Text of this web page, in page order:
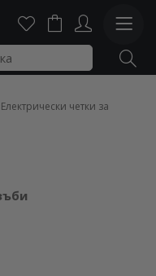
Електрически четки за